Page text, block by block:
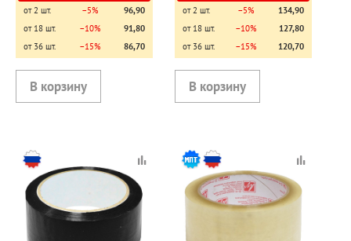
от 2 шт.
−5%
96,90
от 18 шт.
−10%
91,80
от 36 шт.
−15% 86,70
от 2 шт.
−5%
134,90
от 18 шт.
−10%
127,80
от 36 шт.
−15% 120,70